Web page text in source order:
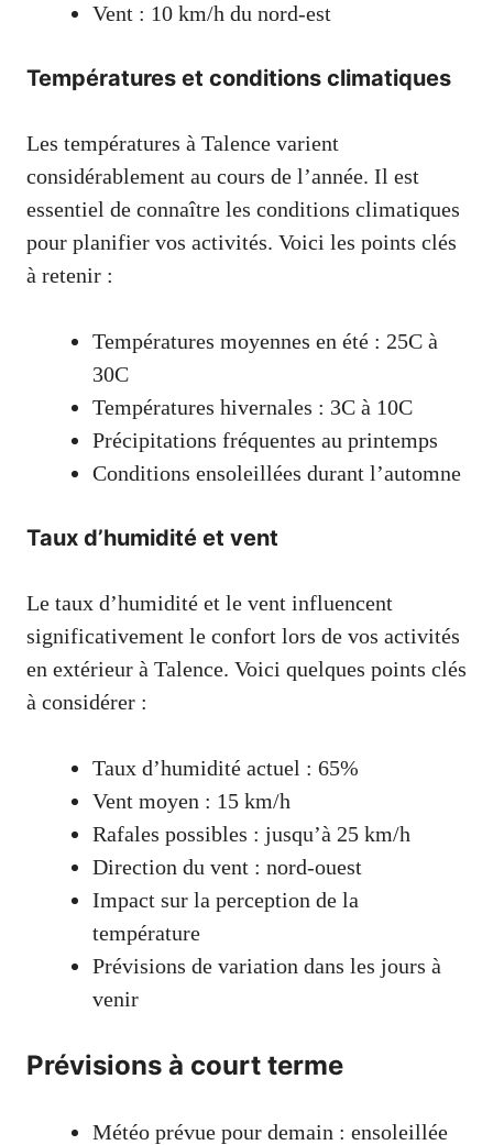
Vent : 10 km/h du nord-est
Températures et conditions climatiques
Les températures à Talence varient
considérablement au cours de l’année. Il est
essentiel de connaître les conditions climatiques
pour planifier vos activités. Voici les points clés
à retenir :
Températures moyennes en été : 25C à
30C
Températures hivernales : 3C à 10C
Précipitations fréquentes au printemps
Conditions ensoleillées durant l’automne
Taux d’humidité et vent
Le taux d’humidité et le vent influencent
significativement le confort lors de vos activités
en extérieur à Talence. Voici quelques points clés
à considérer :
Taux d’humidité actuel : 65%
Vent moyen : 15 km/h
Rafales possibles : jusqu’à 25 km/h
Direction du vent : nord-ouest
Impact sur la perception de la
température
Prévisions de variation dans les jours à
venir
Prévisions à court terme
Météo prévue pour demain : ensoleillée